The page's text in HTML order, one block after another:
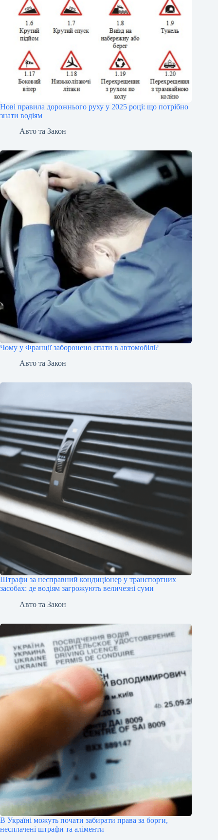
Нові правила дорожнього руху у 2025 році: що потрібно
знати водіям
Авто та Закон
Чому у Франції заборонено спати в автомобілі?
Авто та Закон
Штрафи за несправний кондиціонер у транспортних
засобах: де водіям загрожують величезні суми
Авто та Закон
В Україні можуть почати забирати права за борги,
несплачені штрафи та аліменти